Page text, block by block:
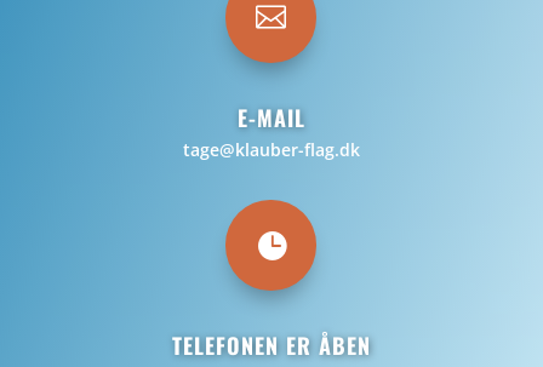

E-MAIL
tage@klauber-flag.dk

TELEFONEN ER ÅBEN